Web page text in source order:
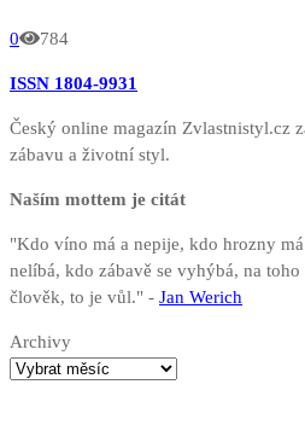
0 784
ISSN 1804-9931
Český online magazín Zvlastnistyl.cz
zábavu a životní styl.
Naším mottem je citát
"Kdo víno má a nepije, kdo hrozny
nelíbá, kdo zábavě se vyhýbá, na
člověk, to je vůl." - Jan Werich
Archivy